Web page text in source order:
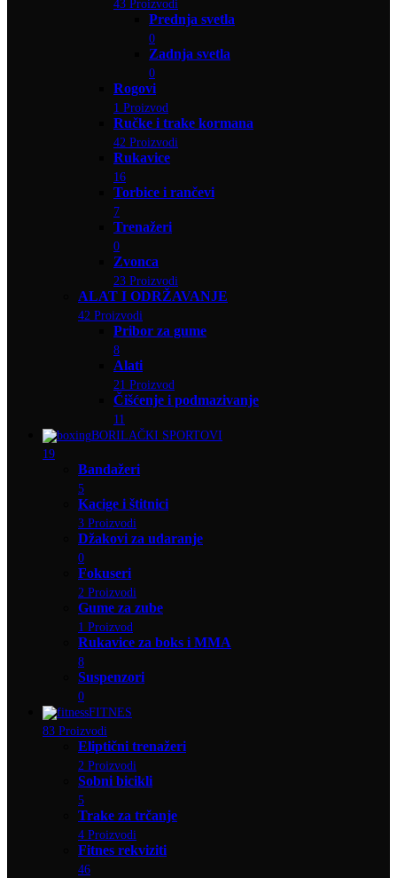
43 Proizvodi
Prednja svetla
0
Zadnja svetla
0
Rogovi
1 Proizvod
Ručke i trake kormana
42 Proizvodi
Rukavice
16
Torbice i rančevi
7
Trenažeri
0
Zvonca
23 Proizvodi
ALAT I ODRŽAVANJE
42 Proizvodi
Pribor za gume
8
Alati
21 Proizvod
Čišćenje i podmazivanje
11
BORILAČKI SPORTOVI
19
Bandažeri
5
Kacige i štitnici
3 Proizvodi
Džakovi za udaranje
0
Fokuseri
2 Proizvodi
Gume za zube
1 Proizvod
Rukavice za boks i MMA
8
Suspenzori
0
FITNES
83 Proizvodi
Eliptični trenažeri
2 Proizvodi
Sobni bicikli
5
Trake za trčanje
4 Proizvodi
Fitnes rekviziti
46